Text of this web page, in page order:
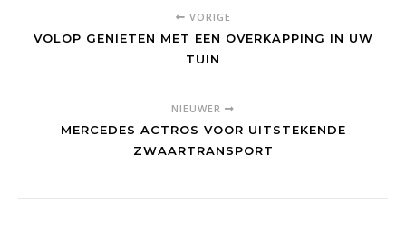
VORIGE
VOLOP GENIETEN MET EEN OVERKAPPING IN UW
TUIN
NIEUWER
MERCEDES ACTROS VOOR UITSTEKENDE
ZWAARTRANSPORT